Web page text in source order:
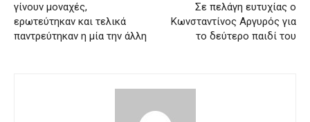
γίνουν μοναχές,
ερωτεύτηκαν και τελικά
παντρεύτηκαν η μία την άλλη
Σε πελάγη ευτυχίας ο
Κωνσταντίνος Αργυρός για
το δεύτερο παιδί του